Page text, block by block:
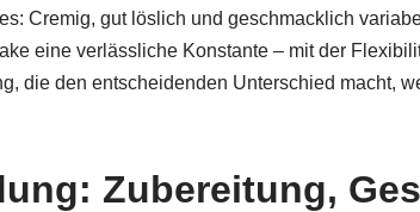
Cremig, gut löslich und geschmacklich
eine verlässliche Konstante – mit der
die den entscheidenden Unterschied macht,
Zubereitung,